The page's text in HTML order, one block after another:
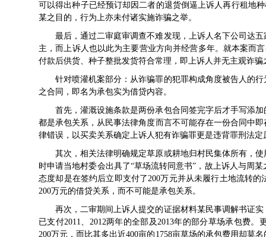
可以得出种子已经预订却因二者的退货倒逼上诉人再行租地
某之目的，行为上亦未付诸实施诈骗之举。
最后，通过二审庭审调查不难发现，上诉人名下公司达
主，而上诉人也以此为主要营业方向并经营多年。就本案而
付款后供货、种子整批发货符合常理，即上诉人并无主观诈
针对喷灌机案部分：从诈骗罪的犯罪构成角度被告人的
之合同，即名为承包实为借贷内容。
首先，灌溉设施条款是两份承包合同签完字后才手写添
都是承包关系，从民事法律角度而言不可能存在一份合同中
律错误，以买卖关系确定上诉人犯有诈骗罪更是违背罪刑法定
其次，相关法律明确规定草原或耕地归村民集体所有，
时申请当地村委会出具了“草场流转同意书”，故上诉人与周
态度却是在签约后立即支付了200万元并从未履行土地流转
200万元的借贷关系，而不可能是承包关系。
再次，二审期间上诉人提交的证据材料某民事调解书证
已支付2011、2012两年的全部及2013年的部分草场承包费
200万元，而比其多出近400亩的1758亩草场的承包费用却莫